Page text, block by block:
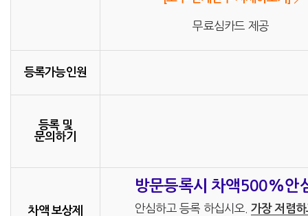
무료심카드 제공
등록가능인원
등록 및
문의하기
차액 보상제
방문등록시 차액500%안
안심하고 등록 하십시오. 가장 저렴